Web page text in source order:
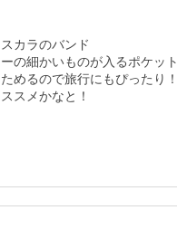
カラのバンド
の細かいものが入るポケット
めるので旅行にもぴったり！